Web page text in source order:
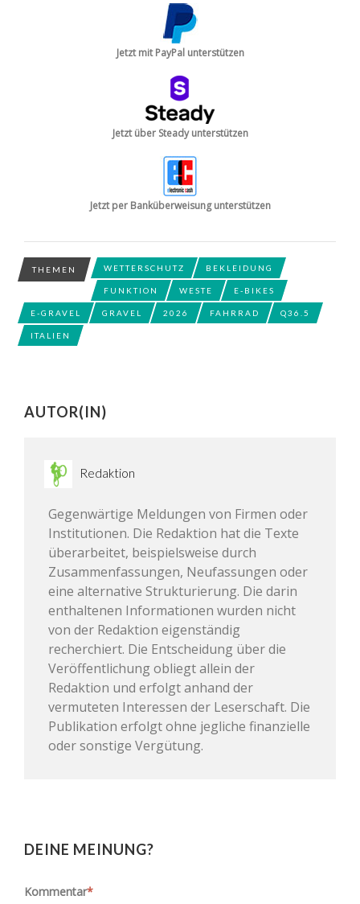
Jetzt mit PayPal unterstützen
Jetzt über Steady unterstützen
Jetzt per Banküberweisung unterstützen
THEMEN WETTERSCHUTZ BEKLEIDUNG
FUNKTION WESTE E-BIKES
E-GRAVEL GRAVEL 2026 FAHRRAD Q36.5
ITALIEN
AUTOR(IN)
Redaktion
Gegenwärtige Meldungen von Firmen oder
Institutionen. Die Redaktion hat die Texte
überarbeitet, beispielsweise durch
Zusammenfassungen, Neufassungen oder
eine alternative Strukturierung. Die darin
enthaltenen Informationen wurden nicht
von der Redaktion eigenständig
recherchiert. Die Entscheidung über die
Veröffentlichung obliegt allein der
Redaktion und erfolgt anhand der
vermuteten Interessen der Leserschaft. Die
Publikation erfolgt ohne jegliche finanzielle
oder sonstige Vergütung.
DEINE MEINUNG?
Kommentar*